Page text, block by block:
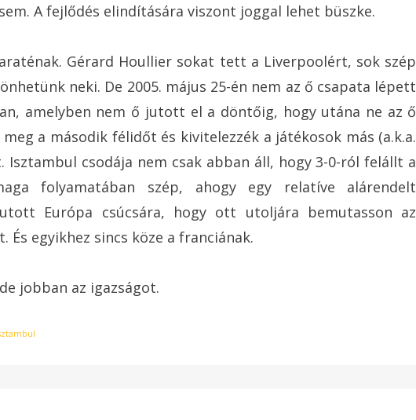
A fejlődés elindítására viszont joggal lehet büszke.
Gérard Houllier sokat tett a Liverpoolért, sok szép
neki. De 2005. május 25-én nem az ő csapata lépett
amelyben nem ő jutott el a döntőig, hogy utána ne az ő
a második félidőt és kivitelezzék a játékosok más (a.k.a.
csodája nem csak abban áll, hogy 3-0-ról felállt a
folyamatában szép, ahogy egy relatíve alárendelt
Európa csúcsára, hogy ott utoljára bemutasson az
És egyikhez sincs köze a franciának.
jobban az igazságot.